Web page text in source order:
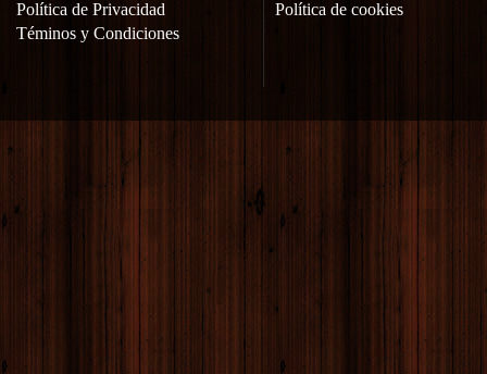
Política de Privacidad
Téminos y Condiciones
Política de cookies